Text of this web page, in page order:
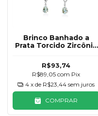
Brinco Banhado a
Prata Torcido Zircônia
R$93,74
R$89,05com Pix
4 x de R$23,44 sem juros
COMPRAR